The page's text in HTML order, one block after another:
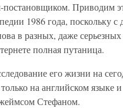
постановщиком. Приводим
1986 года, поскольку с
в разных, даже серьезных
полная путаница.
его жизни на
на английском языке и
Стефаном.